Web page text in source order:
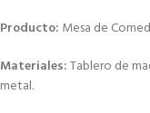
Producto: Mesa de
Materiales:Tablero de
metal.